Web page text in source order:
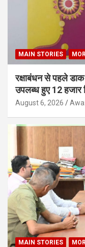
MAIN STORIES
रक्षाबंधन से पहले
उपलब्ध हुए 12 हजार
August 6, 2026
MAIN STORIES